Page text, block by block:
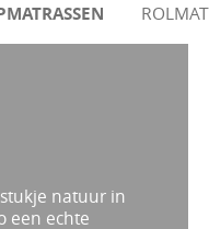
natuur in
een echte